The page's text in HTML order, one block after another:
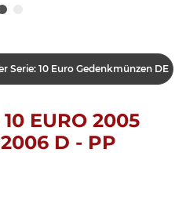
Serie: 10 Euro Gedenkmünzen DE
EURO 2005
D - PP